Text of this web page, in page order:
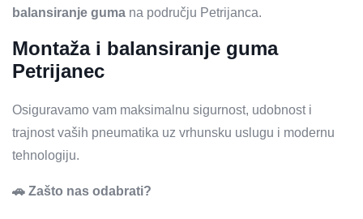
balansiranje guma na području Petrijanca.
Montaža i balansiranje guma
Petrijanec
Osiguravamo vam maksimalnu sigurnost, udobnost i
trajnost vaših pneumatika uz vrhunsku uslugu i modernu
tehnologiju.
🚗 Zašto nas odabrati?